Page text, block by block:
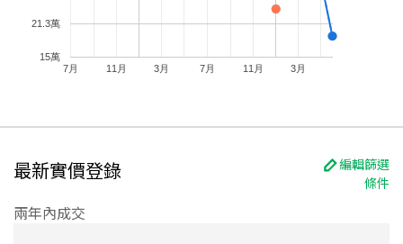
7月 11月 3月 7月 11月 3月
15萬
21.3萬
最新實價登錄
編輯篩選
條件
兩年內成交